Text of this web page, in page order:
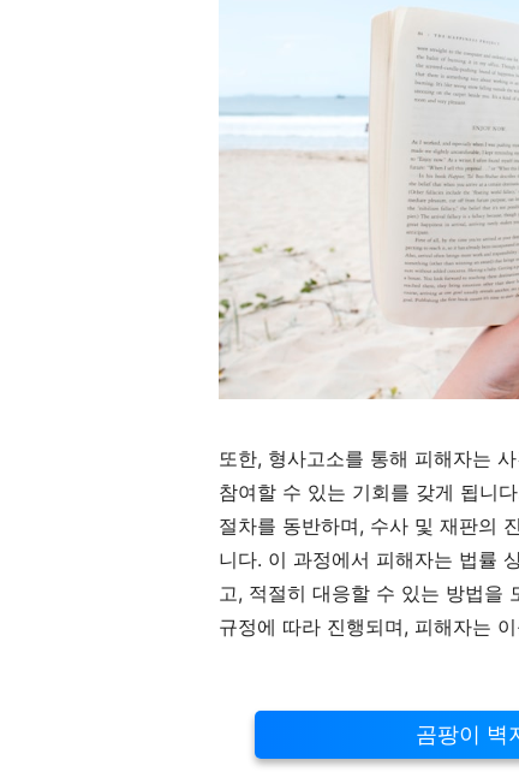
또한, 형사고소를 통해 피해자는
참여할 수 있는 기회를 갖게 됩니
절차를 동반하며, 수사 및 재판의
니다. 이 과정에서 피해자는 법률
고, 적절히 대응할 수 있는 방법을
규정에 따라 진행되며, 피해자는
곰팡이 벽